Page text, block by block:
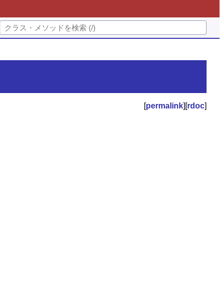
[permalink][rdoc]